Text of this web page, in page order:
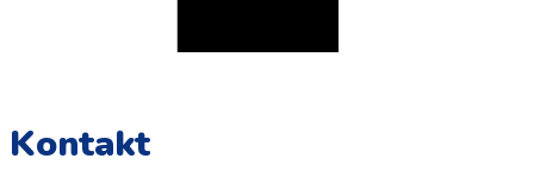
Kontakt